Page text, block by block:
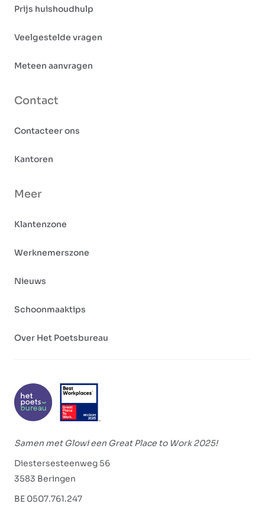
Samen met Glowi een Great Place to Work 2025!
Diestersesteenweg 56
3583 Beringen
BE 0507.761.247
Prijs huishoudhulp
Veelgestelde vragen
Meteen aanvragen
Contact
Contacteer ons
Kantoren
Meer
Klantenzone
Werknemerszone
Nieuws
Schoonmaaktips
Over Het Poetsbureau